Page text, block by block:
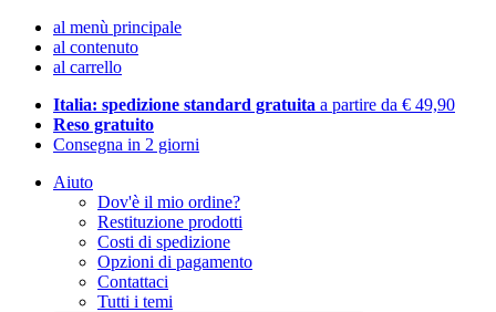
al menù principale
al contenuto
al carrello
Italia: spedizione standard gratuita a partire da € 49,90
Reso gratuito
Consegna in 2 giorni
Aiuto
Dov'è il mio ordine?
Restituzione prodotti
Costi di spedizione
Opzioni di pagamento
Contattaci
Tutti i temi